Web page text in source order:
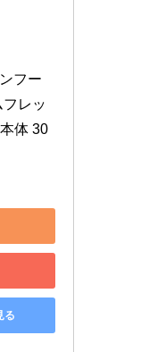
フー
フレッ
体 30
る